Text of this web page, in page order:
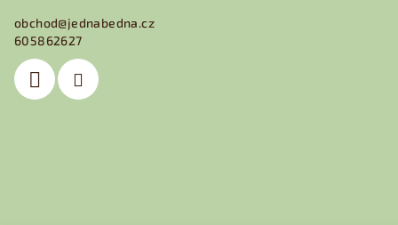
obchod@jednabedna.cz
605862627